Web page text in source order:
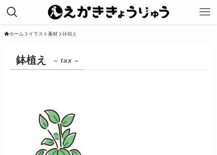
ホーム イラスト素材 鉢植え
鉢植え – tax –